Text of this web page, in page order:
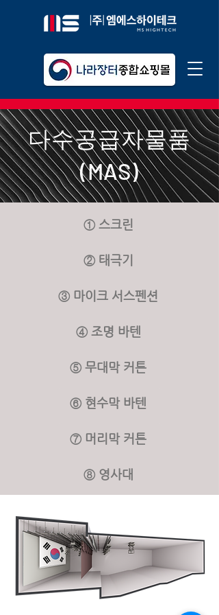
다수공급자물품
(MAS)
① 스크린
② 태극기
③ 마이크 서스펜션
④ 조명 바텐
⑤ 무대막 커튼
⑥ 현수막 바텐
⑦ 머리막 커튼
⑧ 영사대